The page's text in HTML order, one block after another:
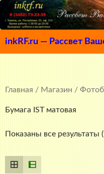
inkRF.ru — Рассвет
К
СОДЕРЖИМОМУ
Главная/Магазин/
Бумага IST матовая
Показаны все результаты